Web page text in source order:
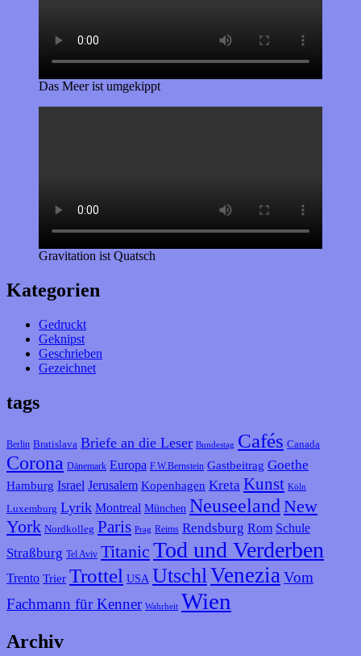
Das Meer ist umgekippt
Gravitation ist Quatsch
Kategorien
Gedruckt
Geknipst
Geschrieben
Gezeichnet
tags
Berlin Bratislava Briefe an die Leser Bundestag Cafés Canada
Corona Dänemark Europa F.W.Bernstein Gastbeitrag Goethe
Hamburg Israel Jerusalem Kopenhagen Kreta Kunst Köln
Luxemburg Lyrik Montreal München Neuseeland New
York Nordkolleg Paris Prag Reims Rendsburg Rom Schule
Straßburg Tel Aviv Titanic Tod und Verderben
Trento Trier Trottel USA Utschl Venezia Vom
Fachmann für Kenner Wahrheit Wien
Archiv